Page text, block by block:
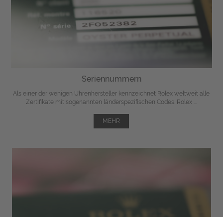
Seriennummern
Als einer der wenigen Uhrenhersteller kennzeichnet Rolex weltweit alle
Zertifikate mit sogenannten länderspezifischen Codes. Rolex ...
MEHR